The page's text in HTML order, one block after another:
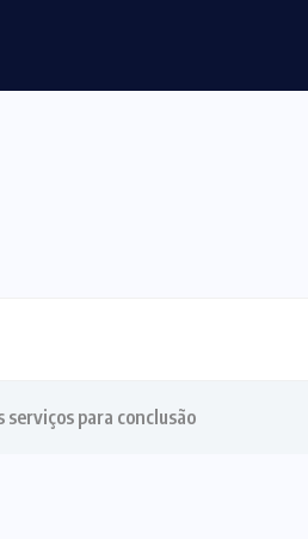
serviços para conclusão